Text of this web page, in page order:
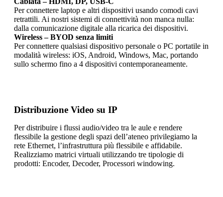
Per connettere laptop e altri dispositivi usando comodi cavi
retrattili. Ai nostri sistemi di connettività non manca nulla:
dalla comunicazione digitale alla ricarica dei dispositivi.
Wireless – BYOD senza limiti
Per connettere qualsiasi dispositivo personale o PC portatile in
modalità wireless: iOS, Android, Windows, Mac, portando
sullo schermo fino a 4 dispositivi contemporaneamente.
Distribuzione Video su IP
Per distribuire i flussi audio/video tra le aule e rendere
flessibile la gestione degli spazi dell’ateneo privilegiamo la
rete Ethernet, l’infrastruttura più flessibile e affidabile.
Realizziamo matrici virtuali utilizzando tre tipologie di
prodotti: Encoder, Decoder, Processori windowing.